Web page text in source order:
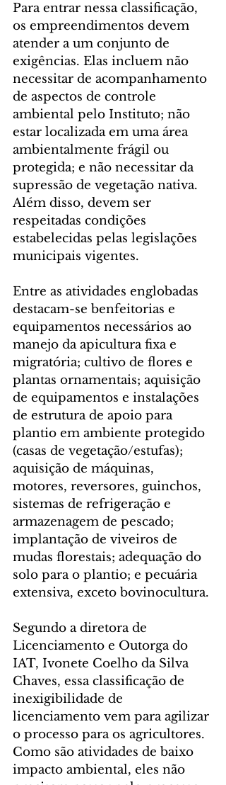
Para entrar nessa classificação,
os empreendimentos devem
atender a um conjunto de
exigências. Elas incluem não
necessitar de acompanhamento
de aspectos de controle
ambiental pelo Instituto; não
estar localizada em uma área
ambientalmente frágil ou
protegida; e não necessitar da
supressão de vegetação nativa.
Além disso, devem ser
respeitadas condições
estabelecidas pelas legislações
municipais vigentes.
Entre as atividades englobadas
destacam-se benfeitorias e
equipamentos necessários ao
manejo da apicultura fixa e
migratória; cultivo de flores e
plantas ornamentais; aquisição
de equipamentos e instalações
de estrutura de apoio para
plantio em ambiente protegido
(casas de vegetação/estufas);
aquisição de máquinas,
motores, reversores, guinchos,
sistemas de refrigeração e
armazenagem de pescado;
implantação de viveiros de
mudas florestais; adequação do
solo para o plantio; e pecuária
extensiva, exceto bovinocultura.
Segundo a diretora de
Licenciamento e Outorga do
IAT, Ivonete Coelho da Silva
Chaves, essa classificação de
inexigibilidade de
licenciamento vem para agilizar
o processo para os agricultores.
Como são atividades de baixo
impacto ambiental, eles não